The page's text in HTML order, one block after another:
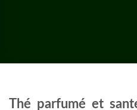
Thé parfumé et